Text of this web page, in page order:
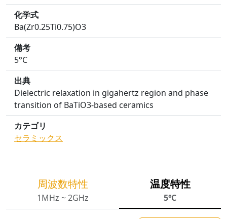
化学式
Ba(Zr0.25Ti0.75)O3
備考
5°C
出典
Dielectric relaxation in gigahertz region and phase
transition of BaTiO3-based ceramics
カテゴリ
セラミックス
周波数特性
1MHz ~ 2GHz
温度特性
5℃